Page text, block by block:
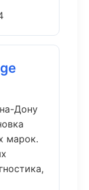
Дону
марок.